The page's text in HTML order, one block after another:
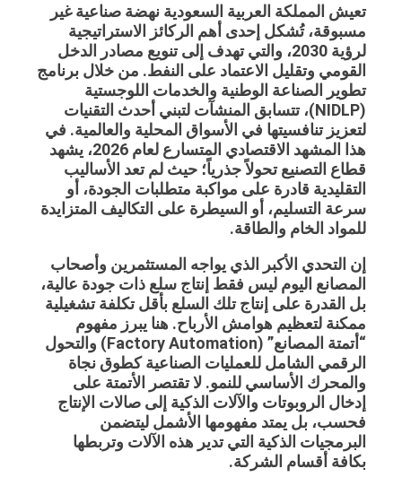
تعيش المملكة العربية السعودية نهضة صناعية غير
مسبوقة، تُشكل إحدى أهم الركائز الاستراتيجية
لرؤية 2030، والتي تهدف إلى تنويع مصادر الدخل
القومي وتقليل الاعتماد على النفط. من خلال برنامج
تطوير الصناعة الوطنية والخدمات اللوجستية
(NIDLP)، تتسابق المنشآت لتبني أحدث التقنيات
لتعزيز تنافسيتها في الأسواق المحلية والعالمية. في
هذا المشهد الاقتصادي المتسارع لعام 2026، يشهد
قطاع التصنيع تحولاً جذرياً؛ حيث لم تعد الأساليب
التقليدية قادرة على مواكبة متطلبات الجودة، أو
سرعة التسليم، أو السيطرة على التكاليف المتزايدة
للمواد الخام والطاقة.
إن التحدي الأكبر الذي يواجه المستثمرين وأصحاب
المصانع اليوم ليس فقط إنتاج سلع ذات جودة عالية،
بل القدرة على إنتاج تلك السلع بأقل تكلفة تشغيلية
ممكنة لتعظيم هوامش الأرباح. هنا يبرز مفهوم
“أتمتة المصانع” (Factory Automation) والتحول
الرقمي الشامل للعمليات الصناعية كطوق نجاة
والمحرك الأساسي للنمو. لا تقتصر الأتمتة على
إدخال الروبوتات والآلات الذكية إلى صالات الإنتاج
فحسب، بل يمتد مفهومها الأشمل ليتضمن
البرمجيات الذكية التي تدير هذه الآلات وتربطها
بكافة أقسام الشركة.